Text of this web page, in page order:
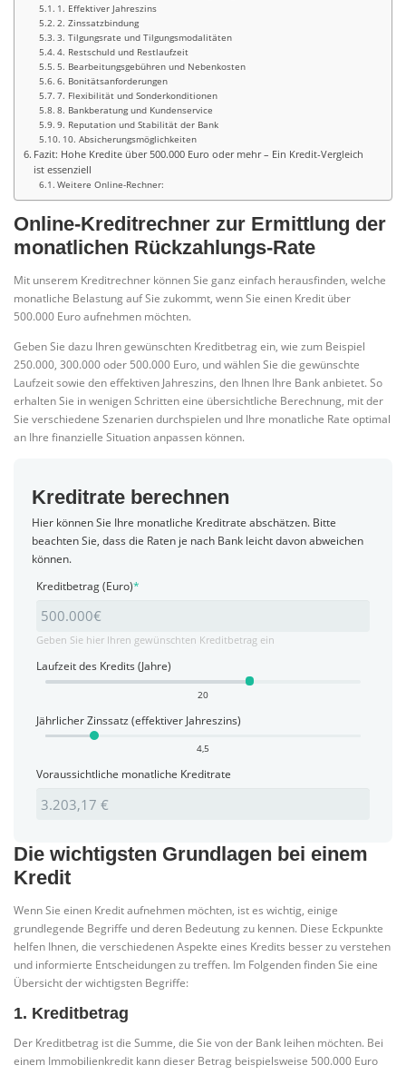
1. Effektiver Jahreszins
2. Zinssatzbindung
3. Tilgungsrate und Tilgungsmodalitäten
4. Restschuld und Restlaufzeit
5. Bearbeitungsgebühren und Nebenkosten
6. Bonitätsanforderungen
7. Flexibilität und Sonderkonditionen
8. Bankberatung und Kundenservice
9. Reputation und Stabilität der Bank
10. Absicherungsmöglichkeiten
Fazit: Hohe Kredite über 500.000 Euro oder mehr – Ein Kredit-Vergleich
ist essenziell
Weitere Online-Rechner:
Online-Kreditrechner zur Ermittlung der
monatlichen Rückzahlungs-Rate
Mit unserem Kreditrechner können Sie ganz einfach herausfinden, welche
monatliche Belastung auf Sie zukommt, wenn Sie einen Kredit über
500.000 Euro aufnehmen möchten.
Geben Sie dazu Ihren gewünschten Kreditbetrag ein, wie zum Beispiel
250.000, 300.000 oder 500.000 Euro, und wählen Sie die gewünschte
Laufzeit sowie den effektiven Jahreszins, den Ihnen Ihre Bank anbietet. So
erhalten Sie in wenigen Schritten eine übersichtliche Berechnung, mit der
Sie verschiedene Szenarien durchspielen und Ihre monatliche Rate optimal
an Ihre finanzielle Situation anpassen können.
Kreditrate berechnen
Hier können Sie Ihre monatliche Kreditrate abschätzen. Bitte
beachten Sie, dass die Raten je nach Bank leicht davon abweichen
können.
Kreditbetrag (Euro)*
Geben Sie hier Ihren gewünschten Kreditbetrag ein
Laufzeit des Kredits (Jahre)
20
Jährlicher Zinssatz (effektiver Jahreszins)
4,5
Voraussichtliche monatliche Kreditrate
Die wichtigsten Grundlagen bei einem
Kredit
Wenn Sie einen Kredit aufnehmen möchten, ist es wichtig, einige
grundlegende Begriffe und deren Bedeutung zu kennen. Diese Eckpunkte
helfen Ihnen, die verschiedenen Aspekte eines Kredits besser zu verstehen
und informierte Entscheidungen zu treffen. Im Folgenden finden Sie eine
Übersicht der wichtigsten Begriffe:
1. Kreditbetrag
Der Kreditbetrag ist die Summe, die Sie von der Bank leihen möchten. Bei
einem Immobilienkredit kann dieser Betrag beispielsweise 500.000 Euro